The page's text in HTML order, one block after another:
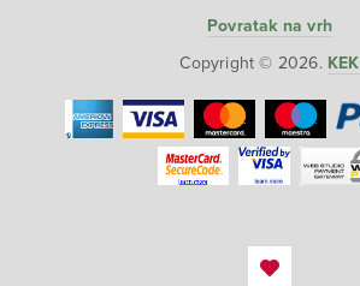
Povratak na vrh
Copyright © 2026. KEK